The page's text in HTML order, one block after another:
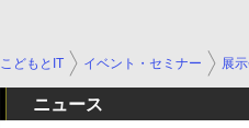
こどもとIT イベント・セミナー 展
ニュース